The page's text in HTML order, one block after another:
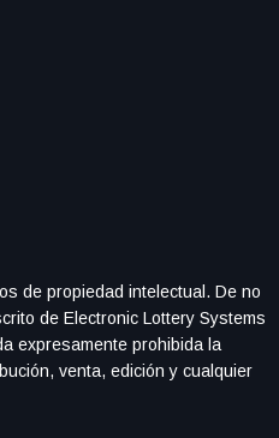
de propiedad intelectual. De no
de Electronic Lottery Systems
expresamente prohibida la
venta, edición y cualquier